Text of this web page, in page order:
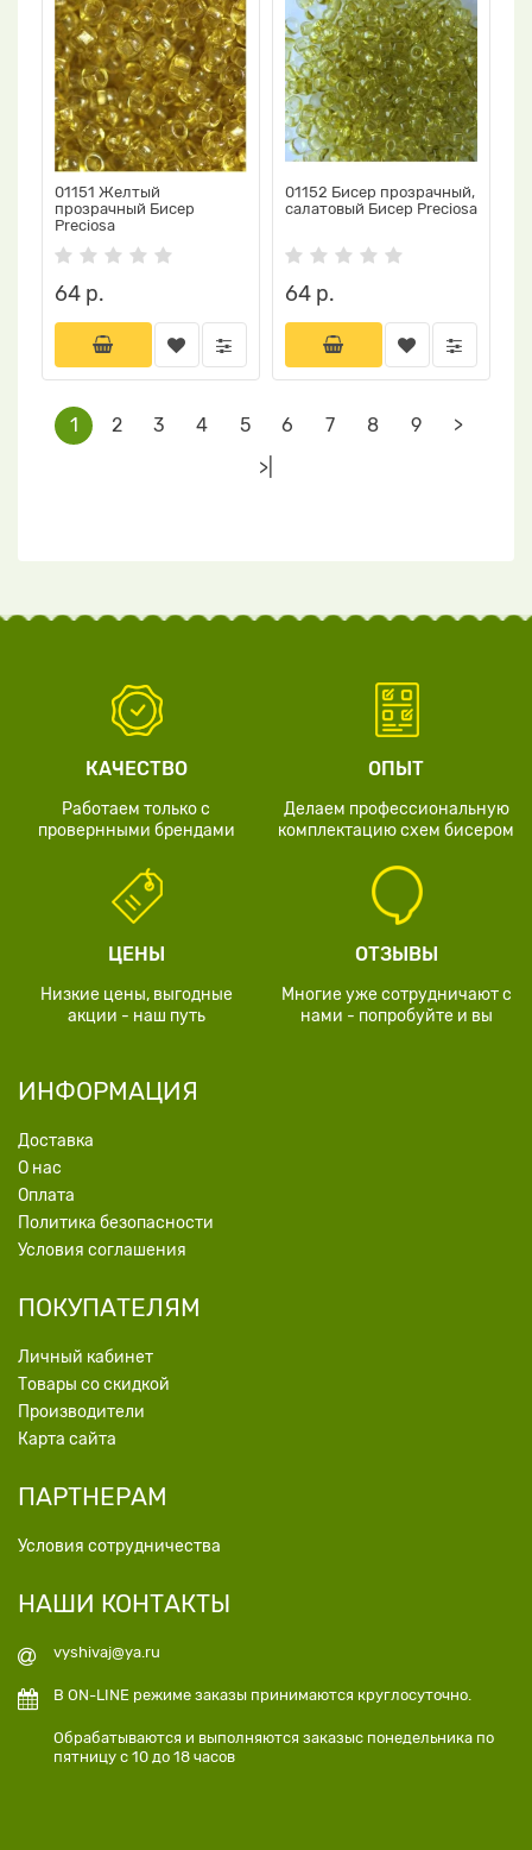
01151 Желтый
прозрачный Бисер
Preciosa
64 р.
01152 Бисер прозрачный,
салатовый Бисер Preciosa
64 р.
1 2 3 4 5 6 7 8 9
>
>|
КАЧЕСТВО
Работаем только с
провернными брендами
ОПЫТ
Делаем профессиональную
комплектацию схем бисером
ЦЕНЫ
Низкие цены, выгодные
акции - наш путь
ОТЗЫВЫ
Многие уже сотрудничают с
нами - попробуйте и вы
ИНФОРМАЦИЯ
Доставка
О нас
Оплата
Политика безопасности
Условия соглашения
ПОКУПАТЕЛЯМ
Личный кабинет
Товары со скидкой
Производители
Карта сайта
ПАРТНЕРАМ
Условия сотрудничества
НАШИ КОНТАКТЫ
vyshivaj@ya.ru
В ON-LINE режиме заказы принимаются круглосуточно.
Обрабатываются и выполняются заказыс понедельника по
пятницу с 10 до 18 часов